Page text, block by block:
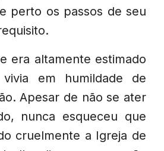
perto os passos de seu
era altamente estimado
em humildade de
Apesar de não se ater
nunca esqueceu que
cruelmente a Igreja de